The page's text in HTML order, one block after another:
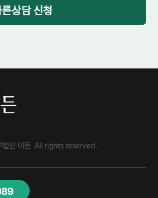
상담 신청
이든. All rights reserved.